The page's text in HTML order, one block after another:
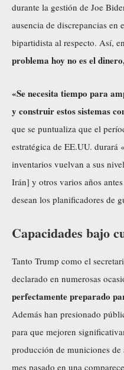
durante la gestión de Joe
ausencia de discrepancias en
bipartidista al respecto. Así,
problema hoy no es el
«Se necesita tiempo para
y construir estos sistemas
que se puntualiza que el
estratégica de EE.UU. durará
inventarios vuelvan a sus
Irán] y otros varios años
desean los planificadores de
Capacidades bajo
Tanto Trump como el
declarado en numerosas
perfectamente preparado
Además han presionado
para que mejoren
producción de municiones
mes pasado en una